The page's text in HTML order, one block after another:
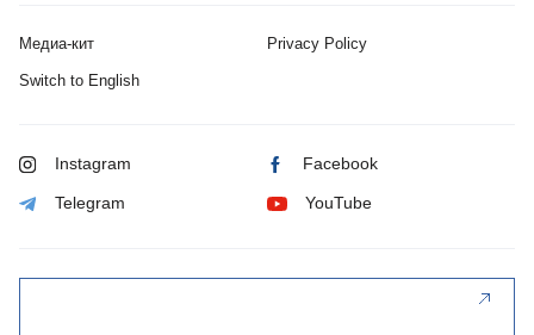
Медиа-кит Privacy Policy
Switch to English
Instagram Facebook
Telegram YouTube